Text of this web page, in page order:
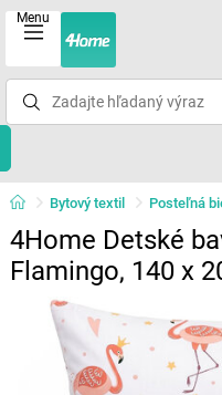
Menu
Bytový textil Posteľná
4Home Detské
Flamingo, 140 x